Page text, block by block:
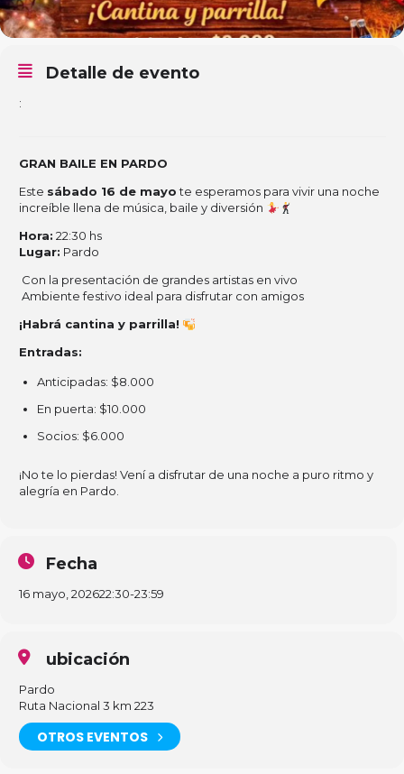
Detalle de evento
:
GRAN BAILE EN PARDO
Este sábado 16 de mayote esperamos para vivir una noche
increíble llena de música, baile y diversión
Hora: 22:30 hs
Lugar: Pardo
Con la presentación de grandes artistas en vivo
Ambiente festivo ideal para disfrutar con amigos
¡Habrá cantina y parrilla!
Entradas:
Anticipadas: $8.000
En puerta: $10.000
Socios: $6.000
¡No te lo pierdas! Vení a disfrutar de una noche a puro ritmo y
alegría en Pardo.
Fecha
16 mayo, 202622:30-23:59
ubicación
Pardo
Ruta Nacional 3 km 223
OTROS EVENTOS